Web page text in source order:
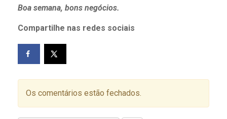
Boa semana, bons negócios.
Compartilhe nas redes sociais
Os comentários estão fechados.